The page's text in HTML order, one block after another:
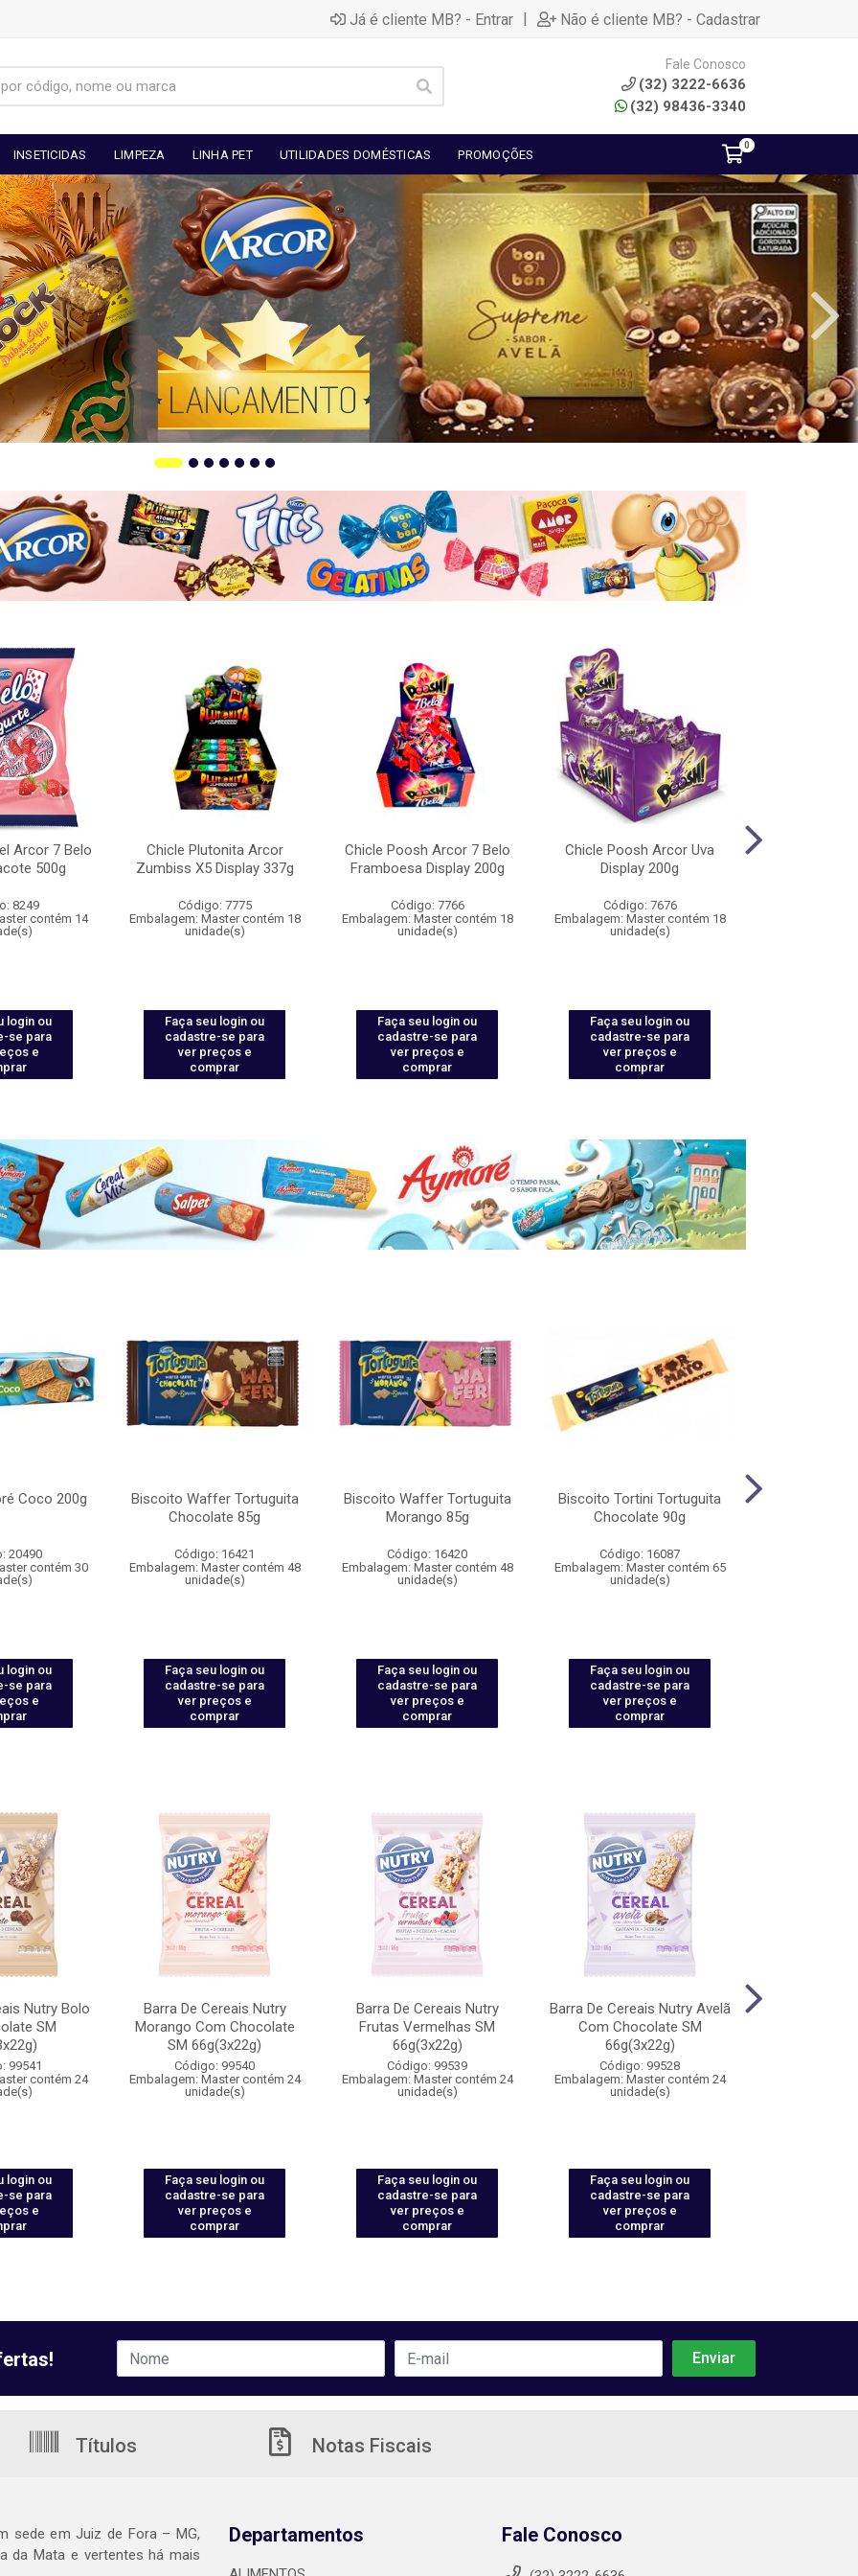
Já é cliente MB? - Entrar | Não é cliente MB? - Cadastrar
Fale Conosco
(32) 3222-6636
(32) 98436-3340
INSETICIDAS LIMPEZA LINHA PET UTILIDADES DOMÉSTICAS PROMOÇÕES
0
Arcor 7 Belo
500g
8249
contém 14
login ou
se para
e
Chicle Plutonita Arcor
Zumbiss X5 Display 337g
Código: 7775
Embalagem: Master contém 18
unidade(s)
Faça seu login ou
cadastre-se para
ver preços e
comprar
Chicle Poosh Arcor 7 Belo
Framboesa Display 200g
Código: 7766
Embalagem: Master contém 18
unidade(s)
Faça seu login ou
cadastre-se para
ver preços e
comprar
Chicle Poosh Arcor Uva
Display 200g
Código: 7676
Embalagem: Master contém 18
unidade(s)
Faça seu login ou
cadastre-se para
ver preços e
comprar
Coco 200g
20490
contém 30
login ou
se para
e
Biscoito Waffer Tortuguita
Chocolate 85g
Código: 16421
Embalagem: Master contém 48
unidade(s)
Faça seu login ou
cadastre-se para
ver preços e
comprar
Biscoito Waffer Tortuguita
Morango 85g
Código: 16420
Embalagem: Master contém 48
unidade(s)
Faça seu login ou
cadastre-se para
ver preços e
comprar
Biscoito Tortini Tortuguita
Chocolate 90g
Código: 16087
Embalagem: Master contém 65
unidade(s)
Faça seu login ou
cadastre-se para
ver preços e
comprar
Nutry Bolo
SM
99541
contém 24
login ou
se para
e
Barra De Cereais Nutry
Morango Com Chocolate
SM 66g(3x22g)
Código: 99540
Embalagem: Master contém 24
unidade(s)
Faça seu login ou
cadastre-se para
ver preços e
comprar
Barra De Cereais Nutry
Frutas Vermelhas SM
66g(3x22g)
Código: 99539
Embalagem: Master contém 24
unidade(s)
Faça seu login ou
cadastre-se para
ver preços e
comprar
Barra De Cereais Nutry Avelã
Com Chocolate SM
66g(3x22g)
Código: 99528
Embalagem: Master contém 24
unidade(s)
Faça seu login ou
cadastre-se para
ver preços e
comprar
Títulos Notas Fiscais
sede em Juiz de Fora – MG,
da Mata e vertentes há mais
Departamentos Fale Conosco